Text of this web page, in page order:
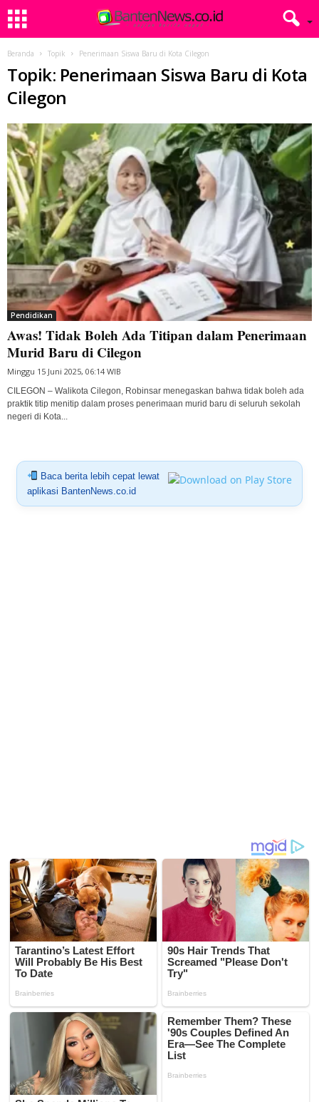
Beranda Topik Penerimaan Siswa Baru di Kota Cilegon
Topik: Penerimaan Siswa Baru di Kota
Cilegon
Pendidikan
Awas! Tidak Boleh Ada Titipan dalam Penerimaan
Murid Baru di Cilegon
Minggu 15 Juni 2025, 06:14 WIB
CILEGON – Walikota Cilegon, Robinsar menegaskan bahwa tidak boleh ada
praktik titip menitip dalam proses penerimaan murid baru di seluruh sekolah
negeri di Kota...
Baca berita lebih cepat lewat
aplikasi BantenNews.co.id